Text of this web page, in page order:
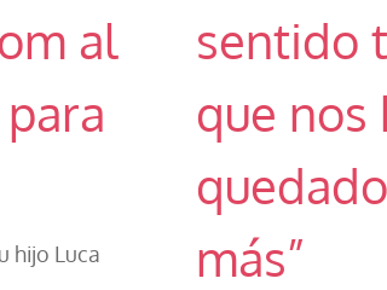
al
hijo Luca
sentido
que nos
más”